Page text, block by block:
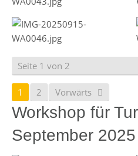
Seite 1 von 2
1 2 Vorwärts
Workshop für
September 2025